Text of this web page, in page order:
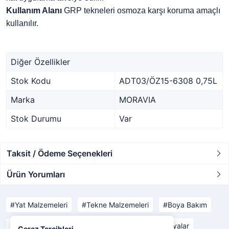
Kullanım Alanı GRP tekneleri osmoza karşı koruma amaçlı
kullanılır.
Diğer Özellikler
Stok Kodu
ADT03/ÖZ15-6308 0,75L
Marka
MORAVIA
Stok Durumu
Var
Taksit / Ödeme Seçenekleri
Ürün Yorumları
Yat Malzemeleri Tekne Malzemeleri Boya Bakım
Boya Ekipmanları Kaymaz Boyalar